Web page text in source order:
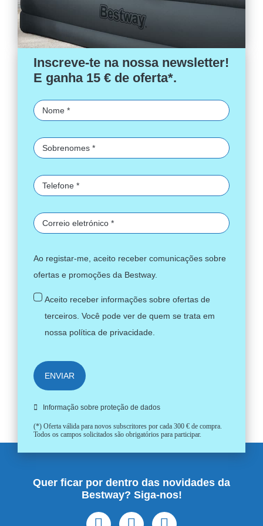
Inscreve-te na nossa newsletter!
E ganha 15 € de oferta*.
Ao registar-me, aceito receber comunicações sobre
ofertas e promoções da Bestway.
Aceito receber informações sobre ofertas de
terceiros. Você pode ver de quem se trata em
nossa política de privacidade.
ENVIAR
Informação sobre proteção de dados
(*) Oferta válida para novos subscritores por cada 300 € de compra.
Todos os campos solicitados são obrigatórios para participar.
Quer ficar por dentro das novidades da
Bestway? Siga-nos!